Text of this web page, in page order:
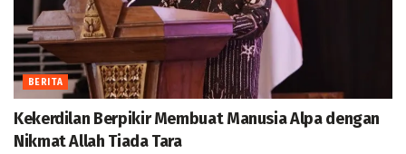
BERITA
Kekerdilan Berpikir Membuat Manusia Alpa dengan
Nikmat Allah Tiada Tara